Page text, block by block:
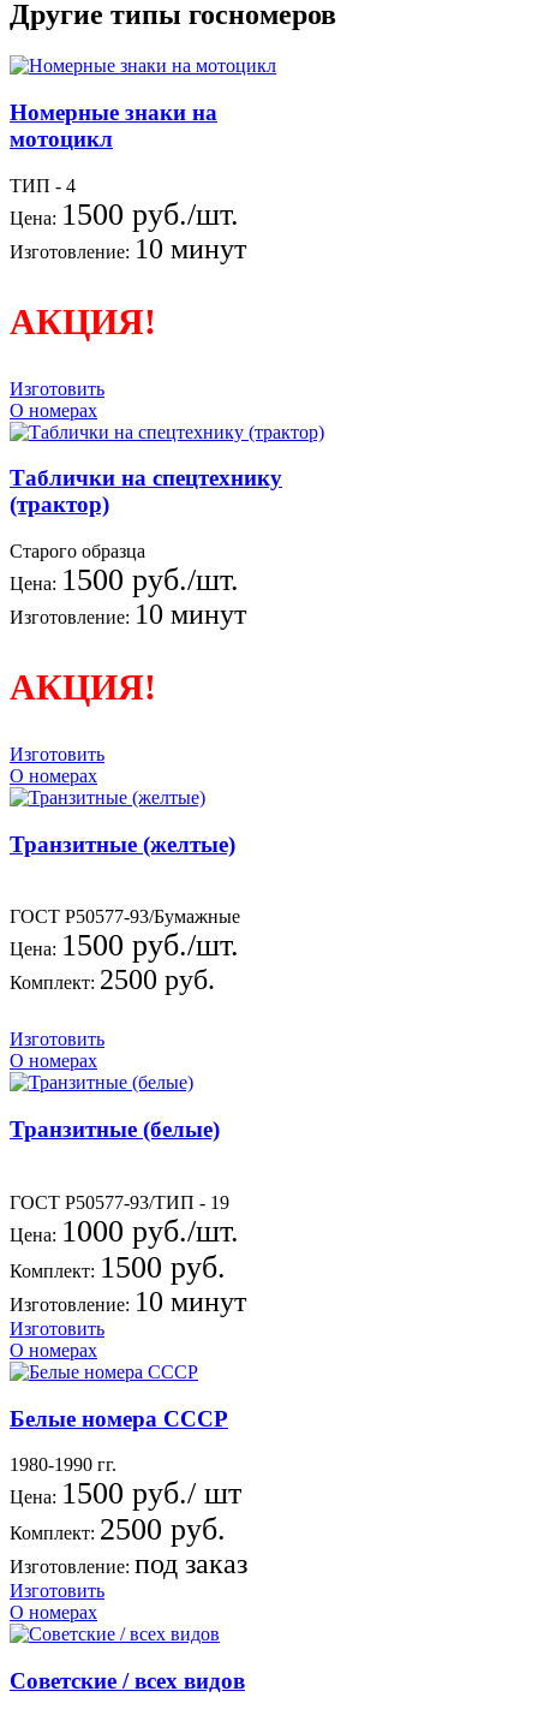
Другие типы госномеров
Номерные знаки на
мотоцикл
ТИП - 4
Цена: 1500 руб./шт.
Изготовление: 10 минут
АКЦИЯ!
Изготовить
О номерах
Таблички на спецтехнику
(трактор)
Старого образца
Цена: 1500 руб./шт.
Изготовление: 10 минут
АКЦИЯ!
Изготовить
О номерах
Транзитные (желтые)
ГОСТ Р50577-93/Бумажные
Цена: 1500 руб./шт.
Комплект: 2500 руб.
Изготовить
О номерах
Транзитные (белые)
ГОСТ Р50577-93/ТИП - 19
Цена: 1000 руб./шт.
Комплект: 1500 руб.
Изготовление: 10 минут
Изготовить
О номерах
Белые номера СССР
1980-1990 гг.
Цена: 1500 руб./ шт
Комплект: 2500 руб.
Изготовление: под заказ
Изготовить
О номерах
Советские / всех видов